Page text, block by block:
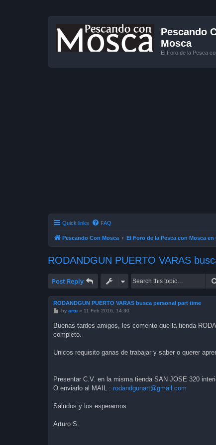
Pescando
Mosca
El Foro de la Pesca
Quick links FAQ
Pescando Con Mosca El Foro de la Pesca con Mosca en
RODANDGUN PUERTO VARAS
Post Reply
RODANDGUN PUERTO VARAS busca personal part time
P
t
by artu» 11 Feb 2016, 14:30
Buenas tardes amigos, les comento que la tienda
completo.
Unicos requisito ganas de trabajar y saber o querer
Presentar C.V. en la misma tienda SAN JOSE 320
O enviarlo al MAIL : rodandgunart@gmail.com
Saludos y los esperamos
Arturo S.